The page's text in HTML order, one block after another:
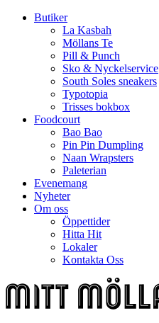
Butiker
La Kasbah
Möllans Te
Pill & Punch
Sko & Nyckelservice
South Soles sneakers
Typotopia
Trisses bokbox
Foodcourt
Bao Bao
Pin Pin Dumpling
Naan Wrapsters
Paleterian
Evenemang
Nyheter
Om oss
Öppettider
Hitta Hit
Lokaler
Kontakta Oss